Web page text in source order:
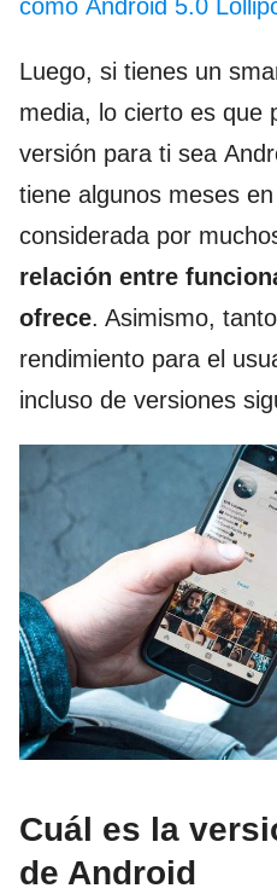
como Android 5.0
Luego, si tienes un
media, lo cierto es que
versión para ti sea
tiene algunos meses
considerada por
relación entre
ofrece. Asimismo,
rendimiento para el
incluso de versiones
Cuál es la
de Android